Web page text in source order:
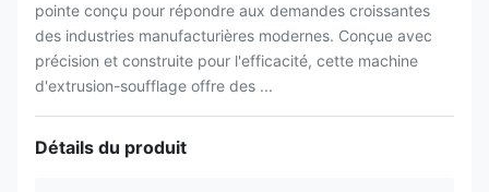
pointe conçu pour répondre aux demandes croissantes
des industries manufacturières modernes. Conçue avec
précision et construite pour l'efficacité, cette machine
d'extrusion-soufflage offre des ...
Détails du produit